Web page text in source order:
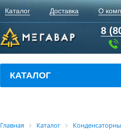
Каталог Доставка О
8
КАТАЛОГ
Главная Каталог